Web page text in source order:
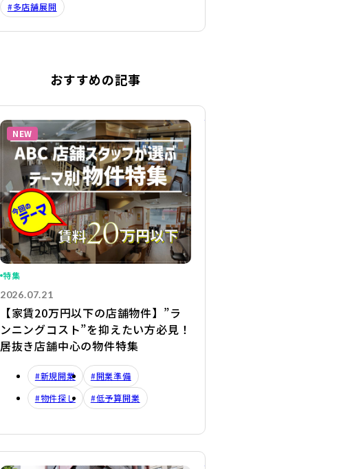
#多店舗展開
おすすめの記事
NEW
特集
2026.07.21
【家賃20万円以下の店舗物件】”ラ
ンニングコスト”を抑えたい方必見！
居抜き店舗中心の物件特集
#新規開業
#開業準備
#物件探し
#低予算開業
詳細を見る
詳細を見る